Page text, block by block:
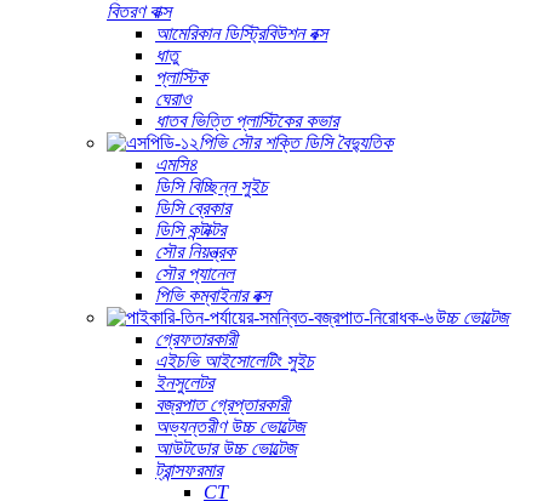
বিতরণ বাক্স
আমেরিকান ডিস্ট্রিবিউশন বক্স
ধাতু
প্লাস্টিক
ঘেরাও
ধাতব ভিত্তি প্লাস্টিকের কভার
পিভি সৌর শক্তি ডিসি বৈদ্যুতিক
এমসি৪
ডিসি বিচ্ছিন্ন সুইচ
ডিসি ব্রেকার
ডিসি কন্টাক্টর
সৌর নিয়ন্ত্রক
সৌর প্যানেল
পিভি কম্বাইনার বক্স
উচ্চ ভোল্টেজ
গ্রেফতারকারী
এইচভি আইসোলেটিং সুইচ
ইনসুলেটর
বজ্রপাত গ্রেপ্তারকারী
অভ্যন্তরীণ উচ্চ ভোল্টেজ
আউটডোর উচ্চ ভোল্টেজ
ট্রান্সফরমার
CT